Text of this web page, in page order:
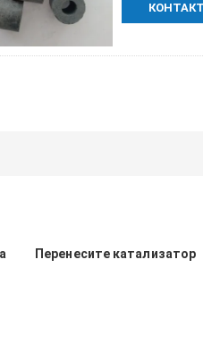
КОНТАКТ
Перенесите катализатор